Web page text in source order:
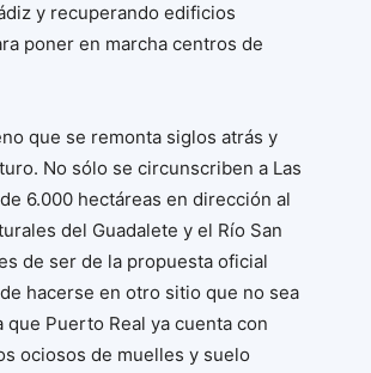
y recuperando edificios
poner en marcha centros de
que se remonta siglos atrás y
No sólo se circunscriben a Las
6.000 hectáreas en dirección al
del Guadalete y el Río San
de ser de la propuesta oficial
hacerse en otro sitio que no sea
Puerto Real ya cuenta con
ociosos de muelles y suelo